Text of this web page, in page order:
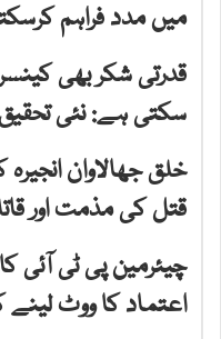
میں مدد فراہم
قدرتی شکر بھی کینسر
سکتی ہے: نئی
خلق جھالاوان
قتل کی مذمت اور
چیئرمین پی ٹی آئی
اعتماد کا ووٹ لینے